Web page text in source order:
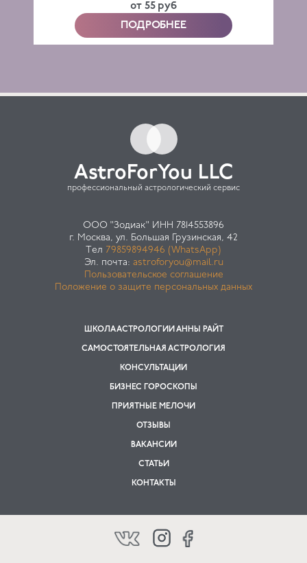
от 55 руб
ПОДРОБНЕЕ
AstroForYou LLC
профессиональный астрологический сервис
ООО "Зодиак" ИНН 7814553896
г. Москва, ул. Большая Грузинская, 42
Тел 79859894946 (WhatsApp)
Эл. почта: astroforyou@mail.ru
Пользовательское соглашение
Положение о защите персональных данных
ШКОЛА АСТРОЛОГИИ АННЫ РАЙТ
САМОСТОЯТЕЛЬНАЯ АСТРОЛОГИЯ
КОНСУЛЬТАЦИИ
БИЗНЕС ГОРОСКОПЫ
ПРИЯТНЫЕ МЕЛОЧИ
ОТЗЫВЫ
ВАКАНСИИ
СТАТЬИ
КОНТАКТЫ